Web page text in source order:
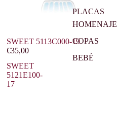
PLACAS
HOMENAJE
COPAS
BEBÉ
SWEET 5113C000-19
€35,00
SWEET
5121E100-
17